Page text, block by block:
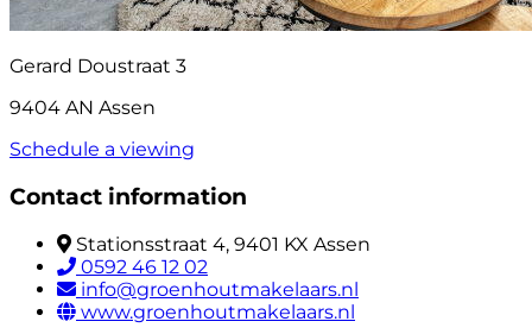
Gerard Doustraat 3
9404 AN Assen
Schedule a viewing
Contact information
Stationsstraat 4, 9401 KX Assen
0592 46 12 02
info@groenhoutmakelaars.nl
www.groenhoutmakelaars.nl